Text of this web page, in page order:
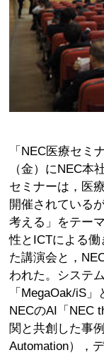
「NEC医療セミ
（金）にNEC本
セミナーは，医
開催されている
考える」をテー
性とICTによる
た講演会と，
われた。システ
「MegaOak/iS
NECのAI「NEC
関と共創した事
Automation），